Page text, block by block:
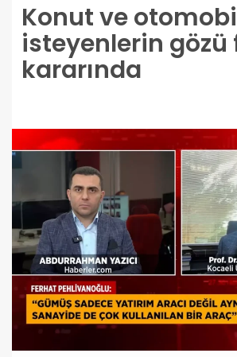
Konut ve
isteyenlerin gözü
kararında